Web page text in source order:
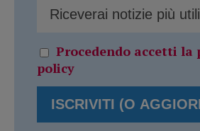
Procedendo accetti la
policy